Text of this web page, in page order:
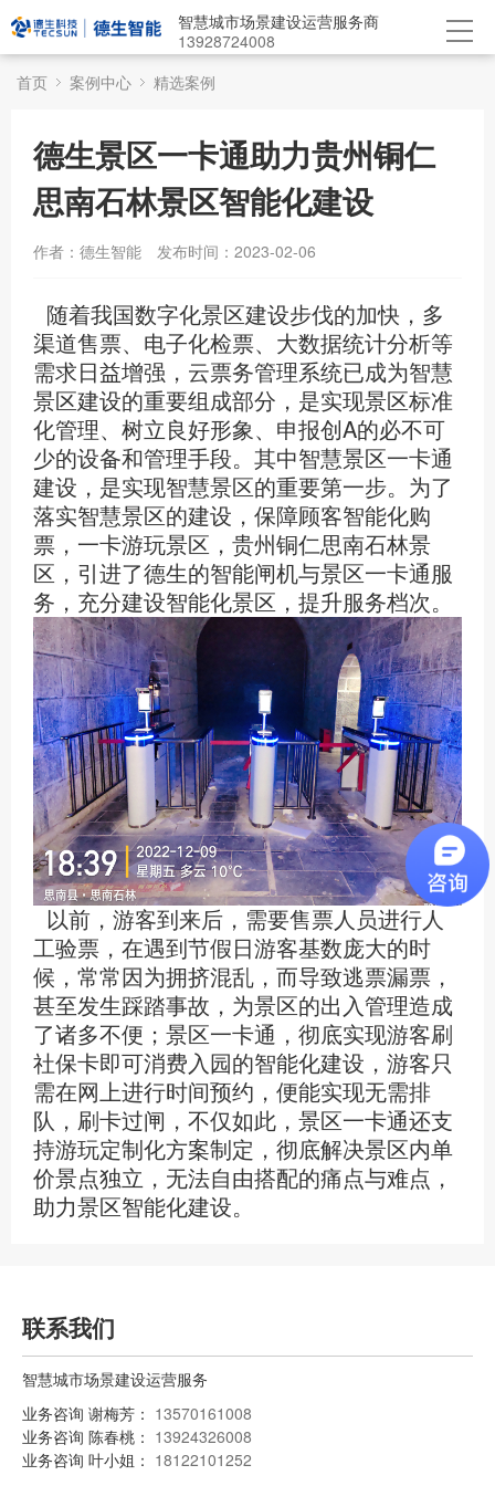
智慧城市场景建设运营服务商
13928724008
首页
案例中心 精选案例
德生景区一卡通助力贵州铜仁
思南石林景区智能化建设
作者：德生智能 发布时间：2023-02-06
随着我国数字化景区建设步伐的加快，多
渠道售票、电子化检票、大数据统计分析等
需求日益增强，云票务管理系统已成为智慧
景区建设的重要组成部分，是实现景区标准
化管理、树立良好形象、申报创A的必不可
少的设备和管理手段。其中智慧景区一卡通
建设，是实现智慧景区的重要第一步。为了
落实智慧景区的建设，保障顾客智能化购
票，一卡游玩景区，贵州铜仁思南石林景
区，引进了德生的智能闸机与景区一卡通服
务，充分建设智能化景区，提升服务档次。
以前，游客到来后，需要售票人员进行人
工验票，在遇到节假日游客基数庞大的时
候，常常因为拥挤混乱，而导致逃票漏票，
甚至发生踩踏事故，为景区的出入管理造成
了诸多不便；景区一卡通，彻底实现游客刷
社保卡即可消费入园的智能化建设，游客只
需在网上进行时间预约，便能实现无需排
队，刷卡过闸，不仅如此，景区一卡通还支
持游玩定制化方案制定，彻底解决景区内单
价景点独立，无法自由搭配的痛点与难点，
助力景区智能化建设。
联系我们
智慧城市场景建设运营服务
业务咨询 谢梅芳： 13570161008
业务咨询 陈春桃： 13924326008
业务咨询 叶小姐： 18122101252